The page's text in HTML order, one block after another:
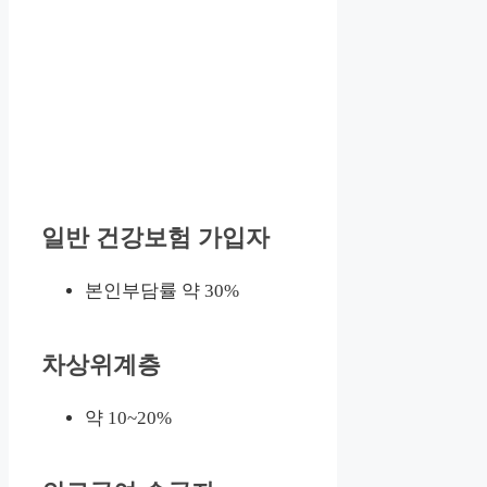
일반 건강보험 가입자
본인부담률 약 30%
차상위계층
약 10~20%